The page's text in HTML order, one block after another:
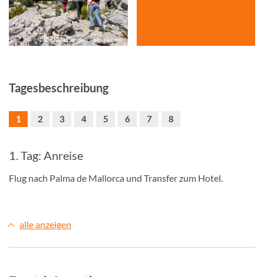
© © Frank Lambert / adobe.com
Tagesbeschreibung
1 2 3 4 5 6 7 8
1. Tag: Anreise
Flug nach Palma de Mallorca und Transfer zum Hotel.
alle anzeigen